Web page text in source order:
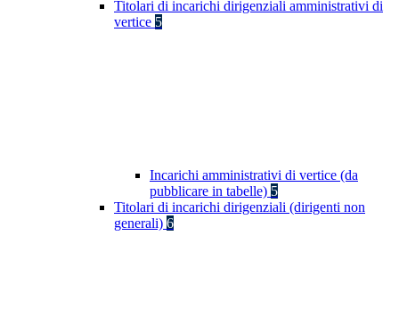
Titolari di incarichi dirigenziali amministrativi di
vertice 5
Incarichi amministrativi di vertice (da
pubblicare in tabelle) 5
Titolari di incarichi dirigenziali (dirigenti non
generali) 6